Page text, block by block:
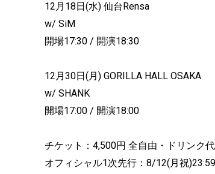
12月18日(水) 仙台Rensa
w/ SiM
開場17:30 / 開演18:30
12月30日(月) GORILLA HALL OSAKA
w/ SHANK
開場17:00 / 開演18:00
チケット：4,500円 全自由・ドリンク代
オフィシャル1次先行：8/12(月祝